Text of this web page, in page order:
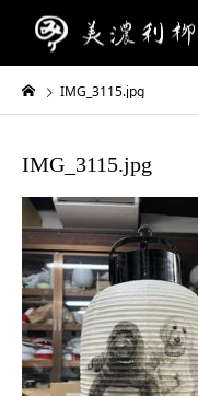
IMG_3115.jpg
IMG_3115.jpg